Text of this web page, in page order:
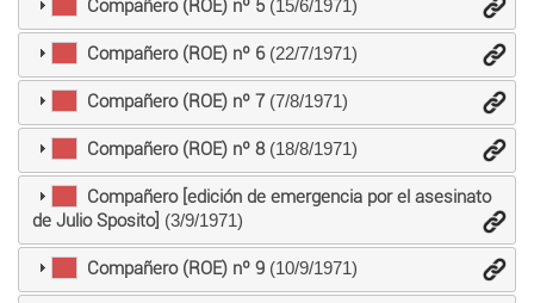
Compañero (ROE) nº 5(15/6/1971)
Compañero (ROE) nº 6(22/7/1971)
Compañero (ROE) nº 7(7/8/1971)
Compañero (ROE) nº 8(18/8/1971)
Compañero [edición de emergencia por el asesinato
de Julio Sposito] (3/9/1971)
Compañero (ROE) nº 9(10/9/1971)